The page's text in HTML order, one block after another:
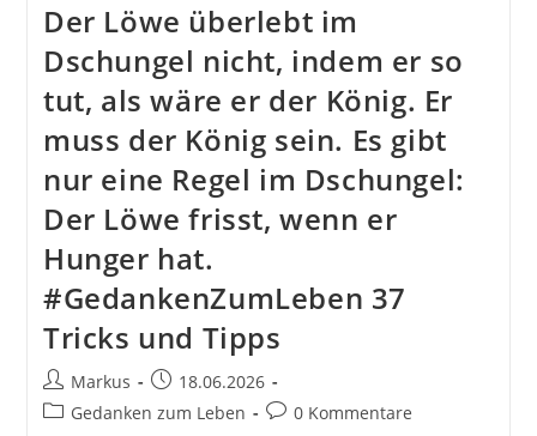
Der Löwe überlebt im
Dschungel nicht, indem er so
tut, als wäre er der König. Er
muss der König sein. Es gibt
nur eine Regel im Dschungel:
Der Löwe frisst, wenn er
Hunger hat.
#GedankenZumLeben 37
Tricks und Tipps
Beitrags-
Autor:
Markus
Beitrag
veröffentlicht:
18.06.2026
Beitrags-
Gedanken zum Leben
Beitrags-
0 Kommentare